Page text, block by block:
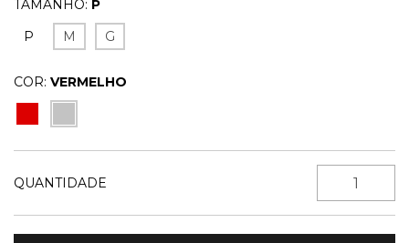
TAMANHO: P
P
M G
COR: VERMELHO
QUANTIDADE